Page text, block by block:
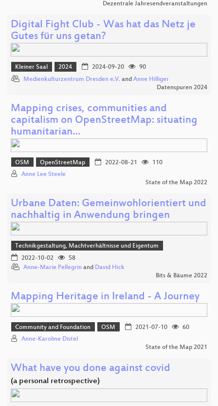
Dezentrale Jahresendveranstaltungen
Digital Fight Club - Was hat das Netz je
Gutes für uns getan?
Kleiner Saal 2024 2024-09-20
90
Medienkulturzentrum Dresden e.V. and Anne Hilliger
Datenspuren 2024
Mapping crises, communities and
capitalism on OpenStreetMap: situating
humanitarian…
OSM OpenStreetMap 2022-08-21
110
Anne Lee Steele
State of the Map 2022
Urbane Daten: Gemeinwohlorientiert und
nachhaltig in Anwendung bringen
Technikgestaltung, Machtverhältnisse und Eigentum
2022-10-02
58
Anne-Marie Pellegrin and David Hick
Bits & Bäume 2022
Mapping Heritage in Ireland - A Journey
Community and Foundation OSM 2021-07-10
60
Anne-Karoline Distel
State of the Map 2021
What have you done against covid
(a personal retrospective)